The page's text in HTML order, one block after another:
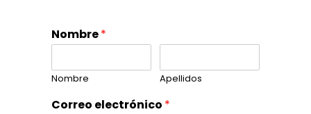
Nombre*
Nombre Apellidos
Correo electrónico *